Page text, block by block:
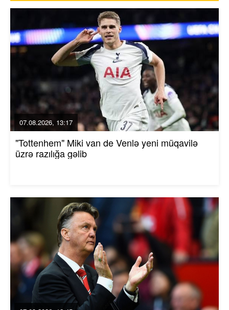
07.08.2026, 13:17
"Tottenhem" Miki van de Venlə yeni müqavilə
üzrə razılığa gəlib